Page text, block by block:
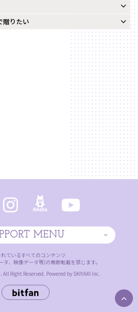
贈りたい
MENU
ているすべてのコンテンツ
タ、映像データ等)の無断転載を禁じます。
Right Reserved. Powered by SKIYAKI Inc.